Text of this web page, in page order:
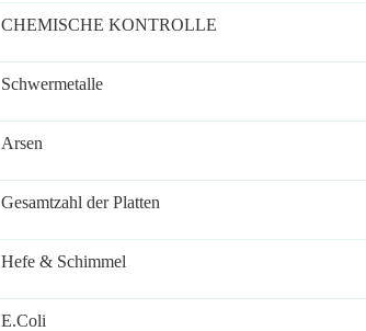
CHEMISCHE KONTROLLE
Schwermetalle
Arsen
Gesamtzahl der Platten
Hefe & Schimmel
E.Coli